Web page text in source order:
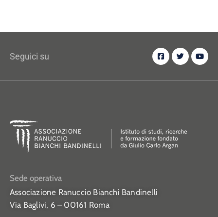
Seguici su
Sede operativa
Associazione Ranuccio Bianchi Bandinelli
Via Baglivi, 6 – 00161 Roma